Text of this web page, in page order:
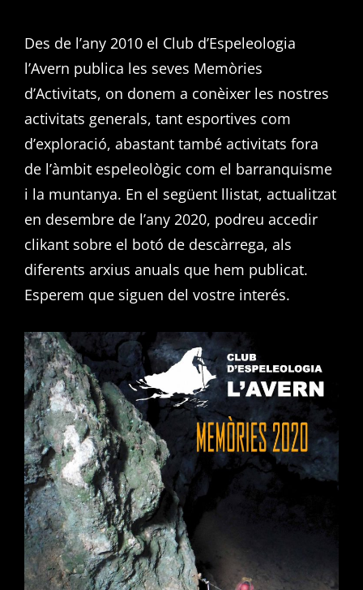
Des de l’any 2010 el Club d’Espeleologia
l’Avern publica les seves Memòries
d’Activitats, on donem a conèixer les nostres
activitats generals, tant esportives com
d’exploració, abastant també activitats fora
de l’àmbit espeleològic com el barranquisme
i la muntanya. En el següent llistat, actualitzat
en desembre de l’any 2020, podreu accedir
clikant sobre el botó de descàrrega, als
diferents arxius anuals que hem publicat.
Esperem que siguen del vostre interés.